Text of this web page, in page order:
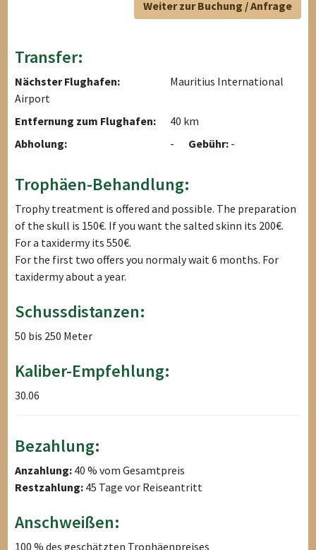
Weiter zur Buchung / Anfrage
Transfer:
Nächster Flughafen:
Mauritius International
Airport
Entfernung zum Flughafen:
40 km
Abholung:
- Gebühr: -
Trophäen-Behandlung:
Trophy treatment is offered and possible. The preparation
of the skull is 150€. If you want the salted skinn its 200€.
For a taxidermy its 550€.
For the first two offers you normaly wait 6 months. For
taxidermy about a year.
Schussdistanzen:
50 bis 250 Meter
Kaliber-Empfehlung:
30.06
Bezahlung:
Anzahlung: 40 % vom Gesamtpreis
Restzahlung: 45 Tage vor Reiseantritt
Anschweißen:
100 % des geschätzten Trophäenpreises